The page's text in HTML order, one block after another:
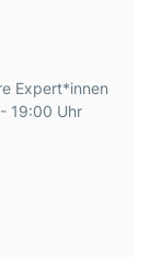
Expert*innen
19:00 Uhr